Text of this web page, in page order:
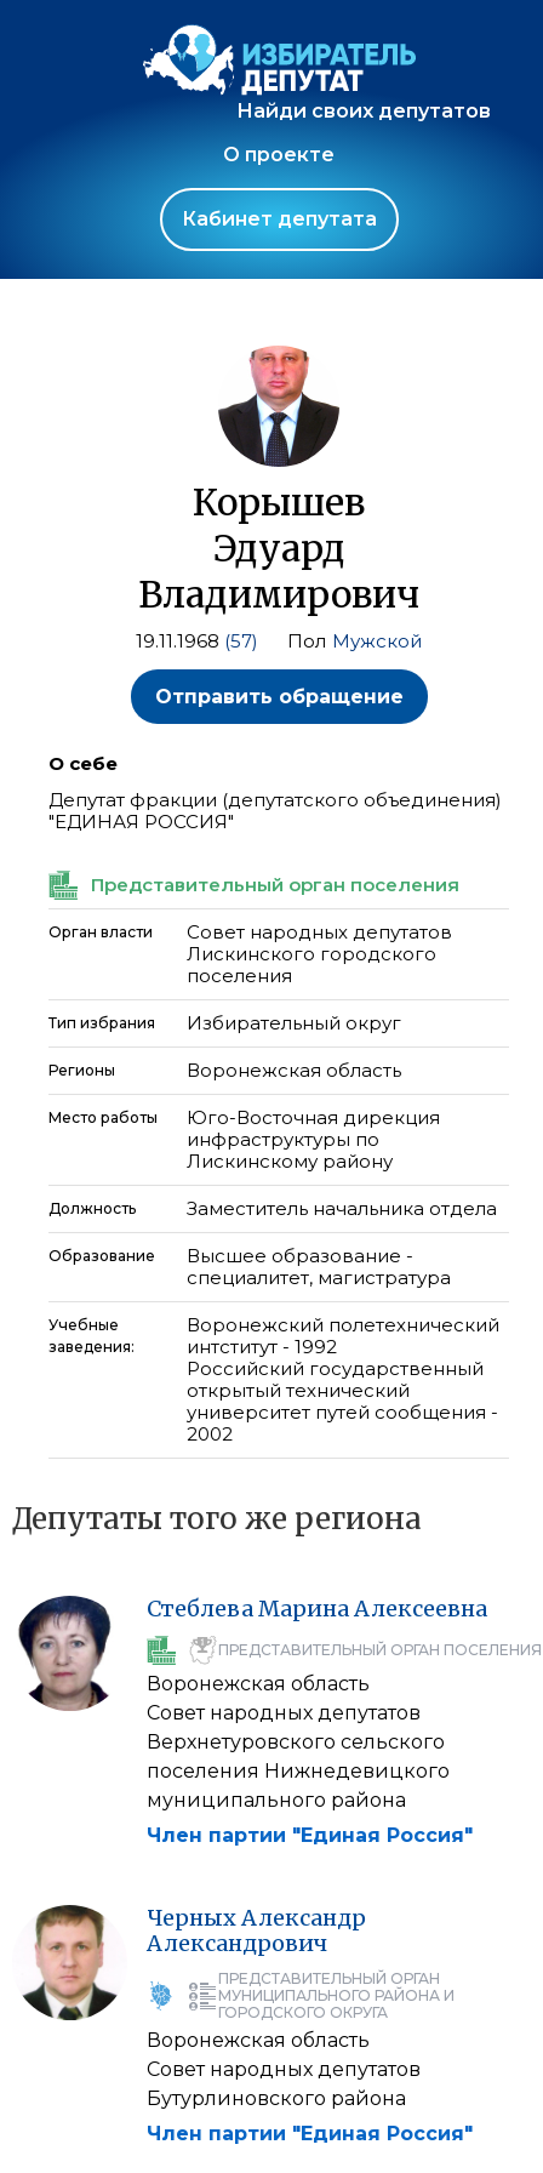
Найди своих депутатов
О проекте
Кабинет депутата
Корышев
Эдуард
Владимирович
19.11.1968 (57) Пол Мужской
Отправить обращение
О себе
Депутат фракции (депутатского объединения)
"ЕДИНАЯ РОССИЯ"
Представительный орган поселения
Орган власти
Совет народных депутатов
Лискинского городского
поселения
Тип избрания Избирательный округ
Регионы Воронежская область
Место работы
Юго-Восточная дирекция
инфраструктуры по
Лискинскому району
Должность Заместитель начальника отдела
Образование
Высшее образование -
специалитет, магистратура
Учебные
заведения:
Воронежский полетехнический
интститут - 1992
Российский государственный
открытый технический
университет путей сообщения -
2002
Депутаты того же региона
СтеблеваМаринаАлексеевна
ПРЕДСТАВИТЕЛЬНЫЙ ОРГАН ПОСЕЛЕНИЯ
Воронежская область
Совет народных депутатов
Верхнетуровского сельского
поселения Нижнедевицкого
муниципального района
Член партии "Единая Россия"
ЧерныхАлександр
Александрович
ПРЕДСТАВИТЕЛЬНЫЙ ОРГАН
МУНИЦИПАЛЬНОГО РАЙОНА И
ГОРОДСКОГО ОКРУГА
Воронежская область
Совет народных депутатов
Бутурлиновского района
Член партии "Единая Россия"